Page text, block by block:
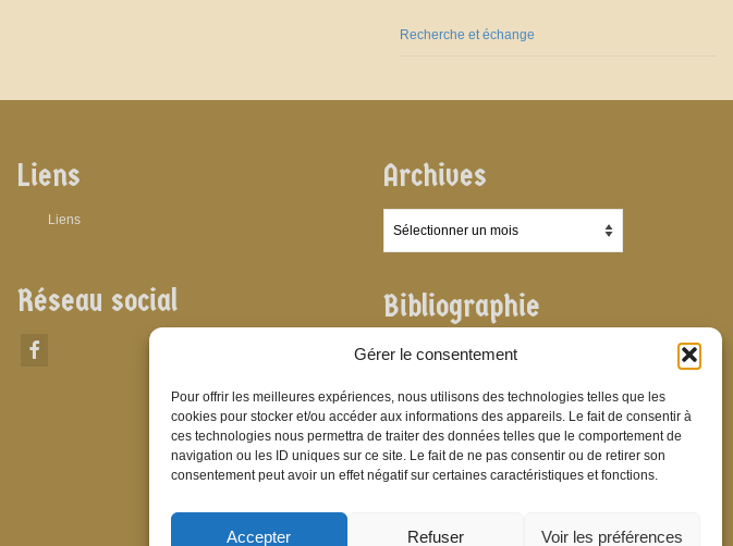
Gérer le consentement
Pour offrir les meilleures expériences, nous utilisons des technologies telles que les
cookies pour stocker et/ou accéder aux informations des appareils. Le fait de consentir à
ces technologies nous permettra de traiter des données telles que le comportement de
navigation ou les ID uniques sur ce site. Le fait de ne pas consentir ou de retirer son
consentement peut avoir un effet négatif sur certaines caractéristiques et fonctions.
Accepter Refuser Voir les préférences
Recherche et échange
Liens
Liens
Réseau social
Archives
Bibliographie
Bibliographie